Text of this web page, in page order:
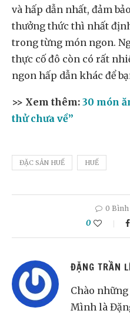
và hấp dẫn nhất, đảm
thưởng thức thì nhất
trong từng món ngon.
thực cố đô còn có rất
ngon hấp dẫn khác để
>> Xem thêm: 30 món
thử chưa về”
ĐẶC SẢN HUẾ HUẾ
0 Bình
0
ĐẶNG TRẦN
Chào
Mình là